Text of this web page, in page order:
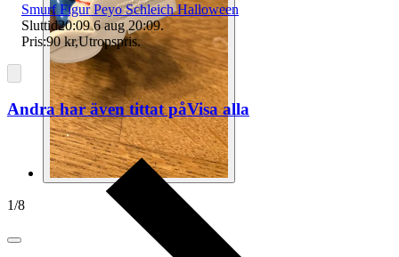
1/8
Smurf Figur Peyo Schleich Halloween
Sluttid20:09 6 aug 20:09.
Pris:90 kr,Utropspris.
Andra har även tittat påVisa alla